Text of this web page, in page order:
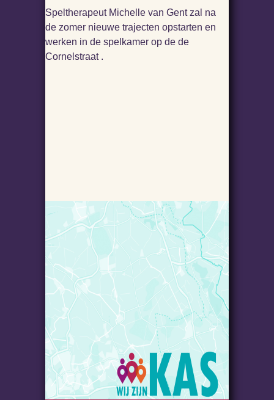
Speltherapeut Michelle van Gent zal na
de zomer nieuwe trajecten opstarten en
werken in de spelkamer op de de
Cornelstraat .